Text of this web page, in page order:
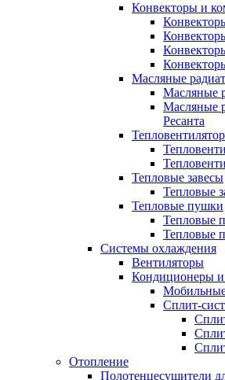
Конвекторы и
Масляные
Масляные
Масляные
Ресанта
Тепловые завесы
Тепловые
Тепловые пушки
Тепловые
Тепловые
Системы охлаждения
Вентиляторы
Кондиционеры
Сплит-
Отопление
Полотенцесушители